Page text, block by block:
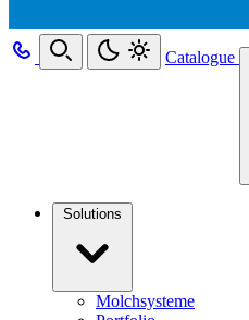
Catalogue
Solutions
Molchsysteme